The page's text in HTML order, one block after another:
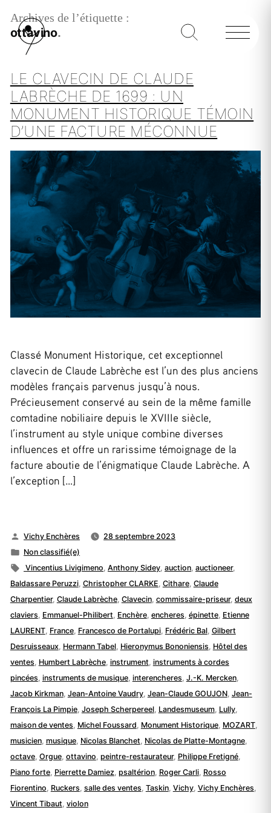
Archives de l’étiquette :
ottavino
LE CLAVECIN DE CLAUDE
LABRÈCHE DE 1699 : UN
MONUMENT HISTORIQUE TÉMOIN
D’UNE FACTURE MÉCONNUE
Classé Monument Historique, cet exceptionnel
clavecin de Claude Labrèche est l’un des plus anciens
modèles français parvenus jusqu’à nous.
Précieusement conservé au sein de la même famille
comtadine nobiliaire depuis le XVIIIe siècle,
l’instrument au style unique combine diverses
influences et offre un rarissime témoignage de la
facture aboutie de l’énigmatique Claude Labrèche. A
l’exception […]
Publié
par
Vichy Enchères
28 septembre 2023
Publié
dans
Non classifié(e)
Étiquettes :
Vincentius Livigimeno ,Anthony Sidey ,auction ,auctioneer,
Baldassare Peruzzi, Christopher CLARKE Cithare, Claude
Charpentier, Claude Labrèche, Clavecin, commissaire-priseur, deux
claviers Emmanuel-Philibert Enchère, encheres épinette, Etienne
LAURENT, France, Francesco de Portalupi, Frédéric Bal, Gilbert
Desruisseaux, Hermann Tabel, Hieronymus Bononiensis Hôtel des
ventes Humbert Labrèche, instrument instruments à cordes
pincées instruments de musique, interencheres J.-K. Mercken,
Jacob Kirkman, Jean-Antoine Vaudry, Jean-Claude GOUJON, Jean-
François La Pimpie, Joseph Scherpereel, Landesmuseum, Lully,
maison de ventes Michel Foussard Monument Historique, MOZART,
musicien, musique, Nicolas Blanchet Nicolas de Platte-Montagne,
octave, Orgue, ottavino peintre-restaurateur, Philippe Fretigné,
Piano forte, Pierrette Damiez psaltérion, Roger Carli, Rosso
Fiorentino Ruckers salle des ventes Taskin, Vichy, Vichy Enchères
Vincent Tibaut violon